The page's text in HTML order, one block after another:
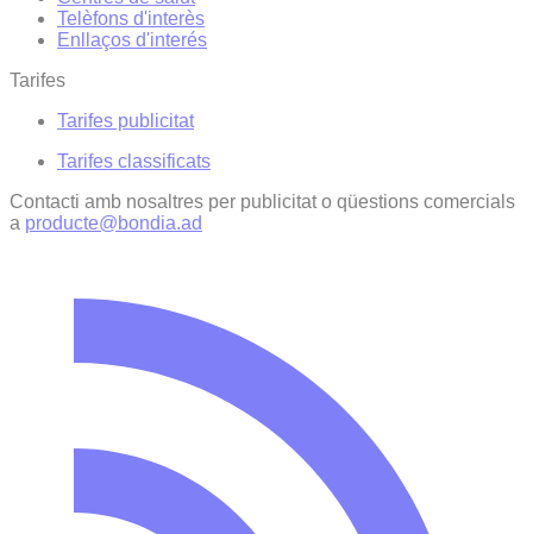
Telèfons d'interès
Enllaços d'interés
Tarifes
Tarifes publicitat
Tarifes classificats
Contacti amb nosaltres per publicitat o qüestions comercials
a producte@bondia.ad